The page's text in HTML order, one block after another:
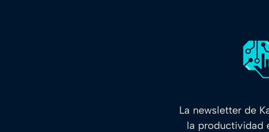
La newsletter de
la productividad